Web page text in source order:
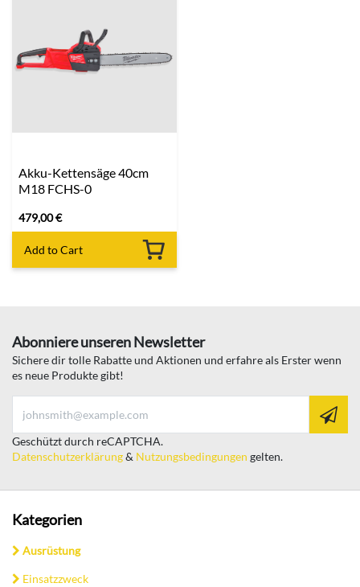
Akku-Kettensäge 40cm
M18 FCHS-0
479,00€
Add to Cart
Abonniere unseren Newsletter
Sichere dir tolle Rabatte und Aktionen und erfahre als Erster wenn
es neue Produkte gibt!
Geschützt durch reCAPTCHA.
Datenschutzerklärung& Nutzungsbedingungen gelten.
Kategorien
Ausrüstung
Einsatzzweck